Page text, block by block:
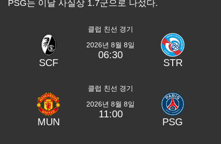
PSG는 이날 사실상 1.7군으로 나섰다.
클럽 친선 경기
SCF
2026년 8월 8일
06:30
STR
클럽 친선 경기
MUN
2026년 8월 8일
11:00
PSG